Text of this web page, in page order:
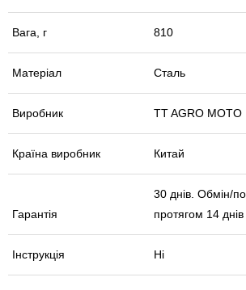
Вага, г 810
Матеріал Сталь
Виробник TT AGRO MOTO
Країна виробник Китай
Гарантія
30 днів. Обмін/
протягом 14 днів
Інструкція Ні